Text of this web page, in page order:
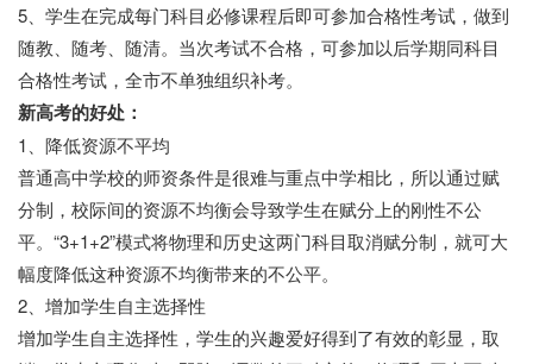
5、学生在完成每门科目必修课程后即可参加合格性考试，做到
随教、随考、随清。当次考试不合格，可参加以后学期同科目
合格性考试，全市不单独组织补考。
新高考的好处：
1、降低资源不平均
普通高中学校的师资条件是很难与重点中学相比，所以通过赋
分制，校际间的资源不均衡会导致学生在赋分上的刚性不公
平。“3+1+2”模式将物理和历史这两门科目取消赋分制，就可大
幅度降低这种资源不均衡带来的不公平。
2、增加学生自主选择性
增加学生自主选择性，学生的兴趣爱好得到了有效的彰显，取